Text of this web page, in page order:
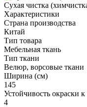
Cухая чистка
Характеристики
Страна производства
Китай
Тип товара
Мебельная ткань
Тип ткани
Велюр, ворсовые ткани
Ширина (см)
145
Устойчивость окраски
4